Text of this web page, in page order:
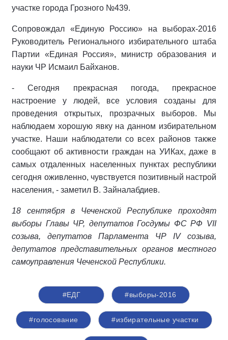
участке города Грозного №439.
Сопровождал «Единую Россию» на выборах-2016
Руководитель Регионального избирательного штаба
Партии «Единая Россия», министр образования и
науки ЧР Исмаил Байханов.
- Сегодня прекрасная погода, прекрасное
настроение у людей, все условия созданы для
проведения открытых, прозрачных выборов. Мы
наблюдаем хорошую явку на данном избирательном
участке. Наши наблюдатели со всех районов также
сообщают об активности граждан на УИКах, даже в
самых отдаленных населенных пунктах республики
сегодня оживленно, чувствуется позитивный настрой
населения, - заметил В. Зайналабдиев.
18 сентября в Чеченской Республике проходят
выборы Главы ЧР, депутатов Госдумы ФС РФ VII
созыва, депутатов Парламента ЧР IV созыва,
депутатов представительных органов местного
самоуправления Чеченской Республики.
#ЕДГ #выборы-2016
#голосование #избирательные участки